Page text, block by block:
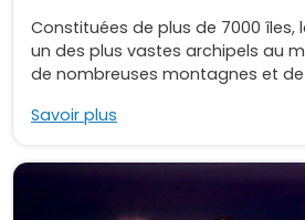
Constituées de plus de 7000 îles,
un des plus vastes archipels au
de nombreuses montagnes et de
Savoir plus